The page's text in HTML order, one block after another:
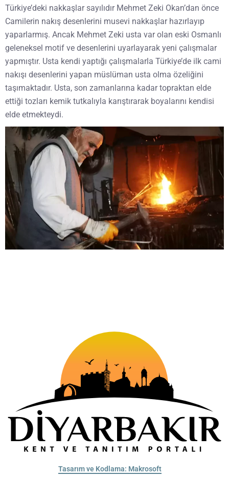
Türkiye’deki nakkaşlar sayılıdır Mehmet Zeki Okan’dan önce
Camilerin nakış desenlerini musevi nakkaşlar hazırlayıp
yaparlarmış. Ancak Mehmet Zeki usta var olan eski Osmanlı
geleneksel motif ve desenlerini uyarlayarak yeni çalışmalar
yapmıştır. Usta kendi yaptığı çalışmalarla Türkiye’de ilk cami
nakışı desenlerini yapan müslüman usta olma özeliğini
taşımaktadır. Usta, son zamanlarına kadar topraktan elde
ettiği tozları kemik tutkalıyla karıştırarak boyalarını kendisi
elde etmekteydi.
Tasarım ve Kodlama: Makrosoft